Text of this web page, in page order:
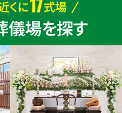
くに 式場
儀場を探す